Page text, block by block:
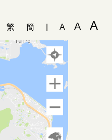
繁 簡 A A A